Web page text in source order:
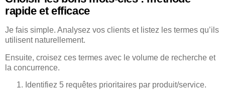
rapide et efficace
Je fais simple. Analysez vos clients et listez les termes qu’ils
utilisent naturellement.
Ensuite, croisez ces termes avec le volume de recherche et
la concurrence.
Identifiez 5 requêtes prioritaires par produit/service.